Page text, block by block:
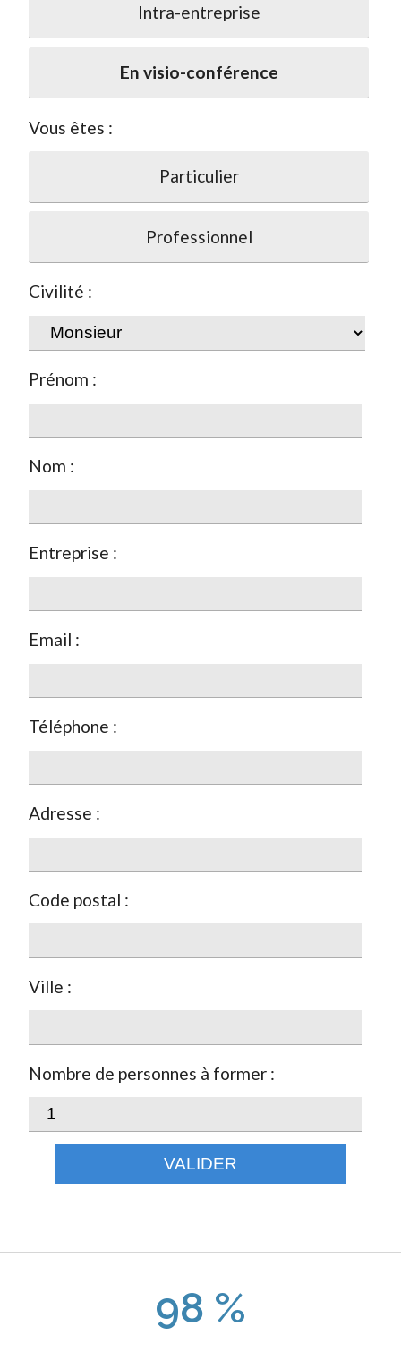
Intra-entreprise
En visio-conférence
Vous êtes :
Particulier
Professionnel
Civilité :
Prénom :
Nom :
Entreprise :
Email :
Téléphone :
Adresse :
Code postal :
Ville :
Nombre de personnes à former :
VALIDER
98 %